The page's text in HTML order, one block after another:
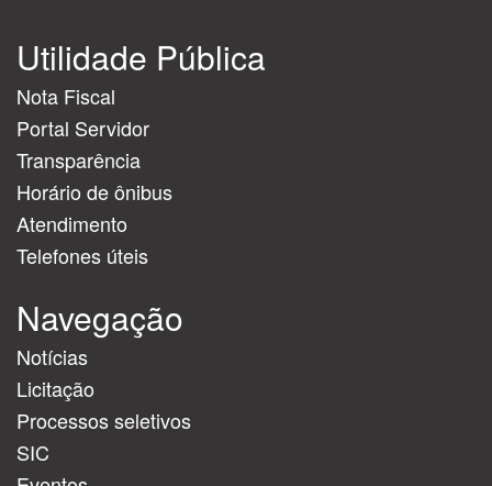
Utilidade Pública
Nota Fiscal
Portal Servidor
Transparência
Horário de ônibus
Atendimento
Telefones úteis
Navegação
Notícias
Licitação
Processos seletivos
SIC